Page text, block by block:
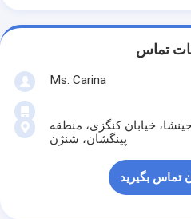
تماس
Ms. Carina
16-1، جامعه جینشا، خیابان کنگزی، منطقه
پینگشان، شنژن
تماس بگیرید